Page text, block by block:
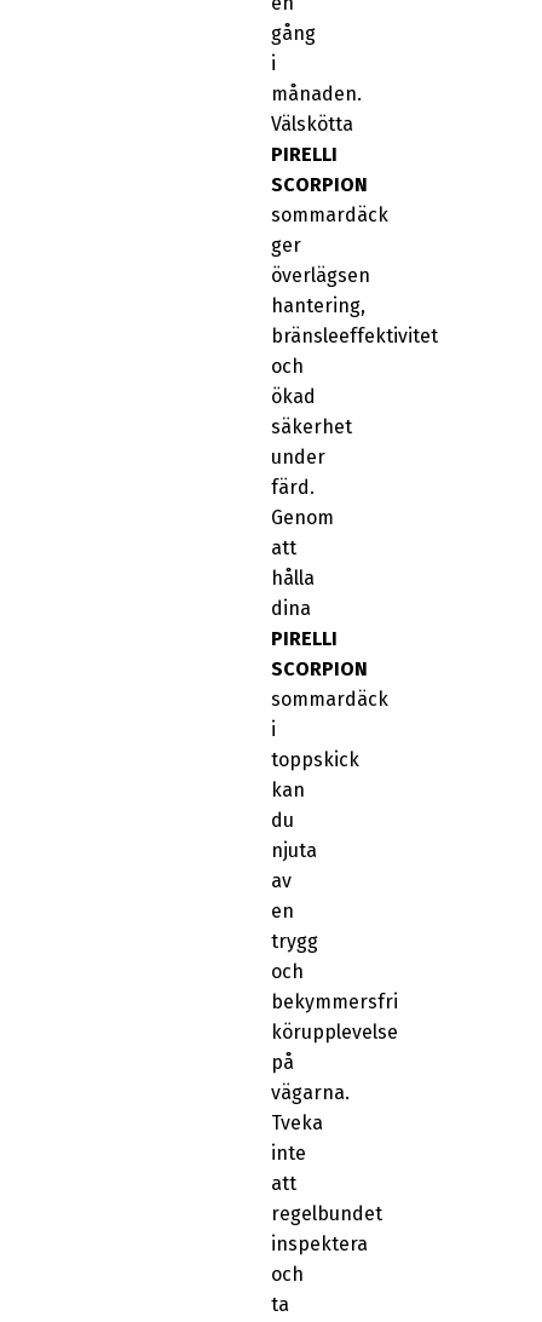
gång
i
månaden.
Välskötta
PIRELLI
SCORPION
sommardäck
ger
överlägsen
hantering,
bränsleeffektivitet
och
ökad
säkerhet
under
färd.
Genom
att
hålla
dina
PIRELLI
SCORPION
sommardäck
i
toppskick
kan
du
njuta
av
en
trygg
och
bekymmersfri
körupplevelse
på
vägarna.
Tveka
inte
att
regelbundet
inspektera
och
ta